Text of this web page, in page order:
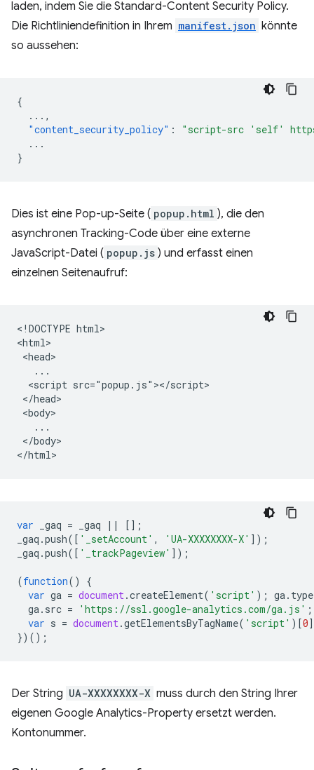
laden, indem Sie die Standard-Content Security Policy.
Die Richtliniendefinition in Ihrem manifest.json könnte
so aussehen:
{
... ,
"content_security_policy" :
"script-src 'self'
...
}
Dies ist eine Pop-up-Seite ( popup.html ), die den
asynchronen Tracking-Code über eine externe
JavaScript-Datei ( popup.js ) und erfasst einen
einzelnen Seitenaufruf:
<!DOCTYPE html>
<html>
<head>
   ...
  <script src="popup.js"></script>
</head>
<body>
   ...
</body>
var _gaq = _gaq ||
[];
_gaq .push([ '_setAccount' , 'UA-XXXXXXXX-X' ]);
_gaq .push([ '_trackPageview' ]);
(function()
{
var ga = document.createElement( 'script' ); ga. type
ga. src = 'https://ssl.google-analytics.com/ga.js' ;
var s = document.getElementsByTagName( 'script' )[0
})();
Der String UA-XXXXXXXX-X muss durch den String Ihrer
eigenen Google Analytics-Property ersetzt werden.
Kontonummer.